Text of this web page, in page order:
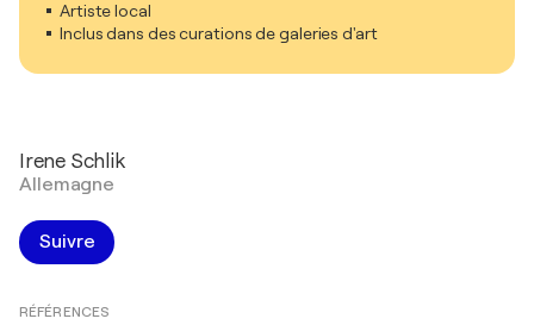
Artiste local
Inclus dans des curations de galeries d'art
Irene Schlik
Allemagne
Suivre
RÉFÉRENCES